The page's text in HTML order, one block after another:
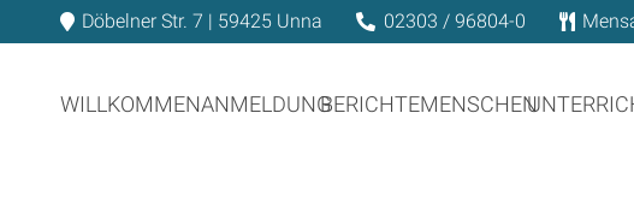
Döbelner Str. 7 | 59425 Unna 02303 / 96804-0
WILLKOMMENANMELDUNGBERICHTEMENSCHEN